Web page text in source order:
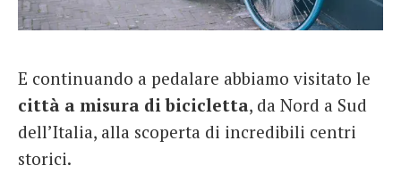
E continuando a pedalare abbiamo visitato le
città a misura di bicicletta, da Nord a Sud
dell’Italia, alla scoperta di incredibili centri
storici.